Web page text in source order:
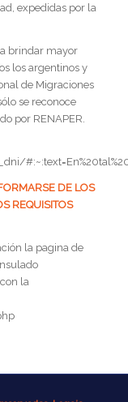
expedidas por la
brindar mayor
los argentinos y
de Migraciones
se reconoce
por RENAPER.
DE LOS
REQUISITOS
la pagina de
la